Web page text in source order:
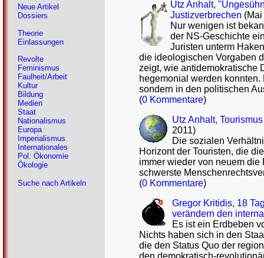
Utz Anhalt,
Justizverbrechen
Nur wenigen ist
der NS-Geschichte
Juristen unterm
die ideologischen Vorgaben
zeigt, wie antidemokratische
hegemonial werden
sondern in den politischen
(0 Kommentare)
Utz Anhalt,
2011)
Die sozialen
Horizont der Touristen, die
immer wieder von neuem
schwerste
(0 Kommentare)
Gregor Kritidis, 18
verändern den
Es ist ein Erdbeben
Nichts haben sich in den
die den Status Quo der
den demokratisch-
Neue Artikel
Dossiers
Theorie
Einlassungen
Revolte
Feminismus
Faulheit/Arbeit
Kultur
Bildung
Medien
Staat
Nationalismus
Europa
Imperialismus
Internationales
Pol. Ökonomie
Ökologie
Suche nach Artikeln